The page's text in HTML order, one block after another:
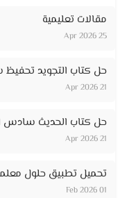
مقالات تعليمية
25 Apr 2026
حل كتاب التجويد
21 Apr 2026
حل كتاب الحديث سادس
21 Apr 2026
تحميل تطبيق حلول
01 Feb 2026